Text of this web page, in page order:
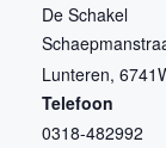
De Schakel
Lunteren,
Telefoon
0318-482992